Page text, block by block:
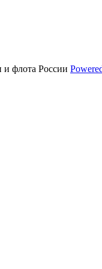
и флота России